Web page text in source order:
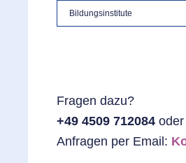
Bildungsinstitute
Fragen dazu?
+49 4509 712084 oder
Anfragen per Email: